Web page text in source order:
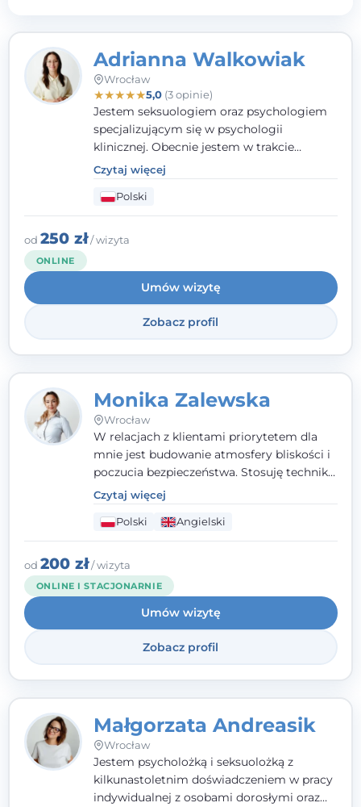
Adrianna Walkowiak
Wrocław
★★★★★5,0(3 opinie)
Jestem seksuologiem oraz psychologiem
specjalizującym się w psychologii
klinicznej. Obecnie jestem w trakcie
szkolenia na psychoterapeutę
systemowego. Posiadam status członka
nadzwyczajnego Wielkopolskiego
Towarzystwa Terapii Systemowej oraz
należę do Polskiego Towarzystwa
pierwszym miejscu stawiam budowanie
atmosfery bezpieczeństwa i zrozumienia w
relacjach z Klientami. Istotna dla nie jest
również koncentracja na dostępnych
zasobach.
Czytaj więcej
Polski
od 250 zł/ wizyta
ONLINE
Umów wizytę
Zobacz profil
Monika Zalewska
Wrocław
W relacjach z klientami priorytetem dla
mnie jest budowanie atmosfery bliskości i
poczucia bezpieczeństwa. Stosuję techniki
poznawczo-behawioralne oraz metody,
które koncentrują się na rozwiązaniach
(TSR). Te polegają na osiąganiu
zamierzonych celów (doprowadzeniu do
rozwiązania trudnych sytuacji) poprzez
identyfikowanie i wzmacnianie zasobów
oraz mocnych stron klienta. W swojej
pracy korzystam także z metod dialogu
motywacyjnego i treningu uważności.
Czytaj więcej
Polski Angielski
od 200 zł/ wizyta
ONLINE I STACJONARNIE
Umów wizytę
Zobacz profil
Małgorzata Andreasik
Wrocław
Jestem psycholożką i seksuolożką z
kilkunastoletnim doświadczeniem w pracy
indywidualnej z osobami dorosłymi oraz